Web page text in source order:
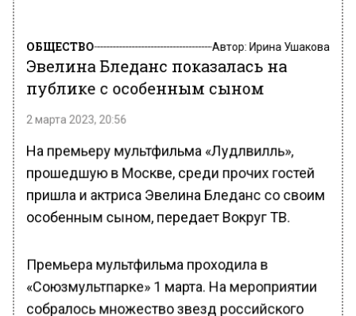
ОБЩЕСТВО Автор: Ирина Ушакова
Эвелина Бледанс показалась на
публике с особенным сыном
2 марта 2023, 20:56
На премьеру мультфильма «Лудлвилль»,
прошедшую в Москве, среди прочих гостей
пришла и актриса Эвелина Бледанс со своим
особенным сыном, передает Вокруг ТВ.
Премьера мультфильма проходила в
«Союзмультпарке» 1 марта. На мероприятии
собралось множество звезд российского